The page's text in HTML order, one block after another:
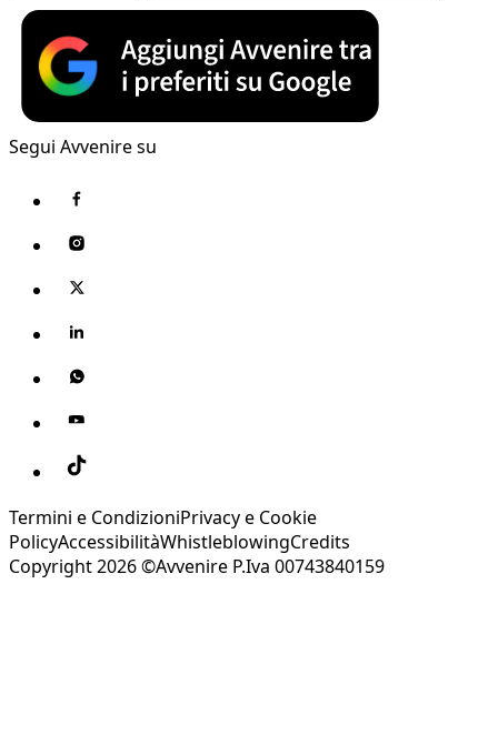
Segui Avvenire su
Termini e CondizioniPrivacy e Cookie
PolicyAccessibilitàWhistleblowingCredits
Copyright 2026 ©Avvenire P.Iva 00743840159